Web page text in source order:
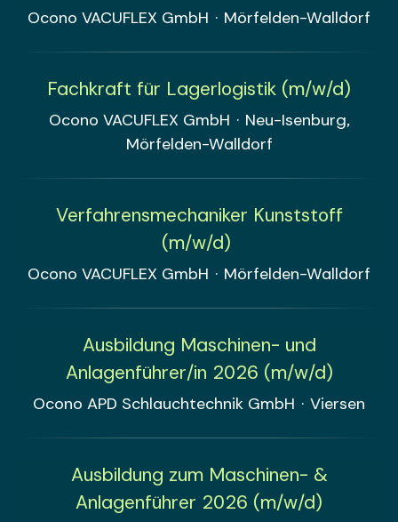
Ocono VACUFLEX GmbH · Mörfelden-Walldorf
Fachkraft für Lagerlogistik (m/w/d)
Ocono VACUFLEX GmbH · Neu-Isenburg,
Mörfelden-Walldorf
Verfahrensmechaniker Kunststoff
(m/w/d)
Ocono VACUFLEX GmbH · Mörfelden-Walldorf
Ausbildung Maschinen- und
Anlagenführer/in 2026 (m/w/d)
Ocono APD Schlauchtechnik GmbH · Viersen
Ausbildung zum Maschinen- &
Anlagenführer 2026 (m/w/d)